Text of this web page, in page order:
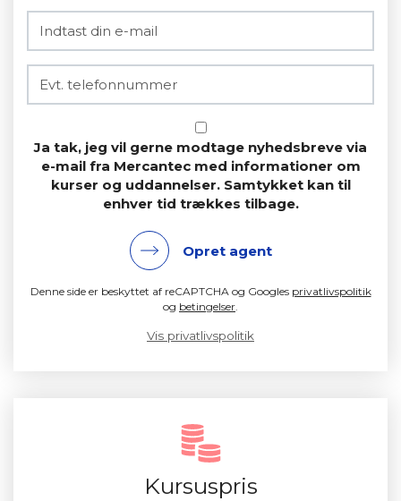
Ja tak, jeg vil gerne modtage nyhedsbreve via
e-mail fra Mercantec med informationer om
kurser og uddannelser. Samtykket kan til
enhver tid trækkes tilbage.
Opret agent
Denne side er beskyttet af reCAPTCHA og Googles privatlivspolitik
og betingelser.
Vis privatlivspolitik
Kursuspris